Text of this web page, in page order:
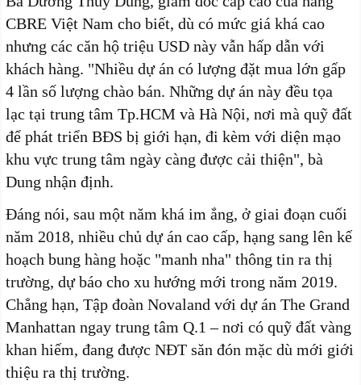
CBRE Việt Nam cho biết, dù có mức giá khá cao
nhưng các căn hộ triệu USD này vẫn hấp dẫn với
khách hàng. "Nhiều dự án có lượng đặt mua lớn gấp
4 lần số lượng chào bán. Những dự án này đều tọa
lạc tại trung tâm Tp.HCM và Hà Nội, nơi mà quỹ đất
để phát triển BĐS bị giới hạn, đi kèm với diện mạo
khu vực trung tâm ngày càng được cải thiện", bà
Dung nhận định.
Đáng nói, sau một năm khá im ắng, ở giai đoạn cuối
năm 2018, nhiều chủ dự án cao cấp, hạng sang lên kế
hoạch bung hàng hoặc "manh nha" thông tin ra thị
trường, dự báo cho xu hướng mới trong năm 2019.
Chẳng hạn, Tập đoàn Novaland với dự án The Grand
Manhattan ngay trung tâm Q.1 – nơi có quỹ đất vàng
khan hiếm, đang được NĐT săn đón mặc dù mới giới
thiệu ra thị trường.